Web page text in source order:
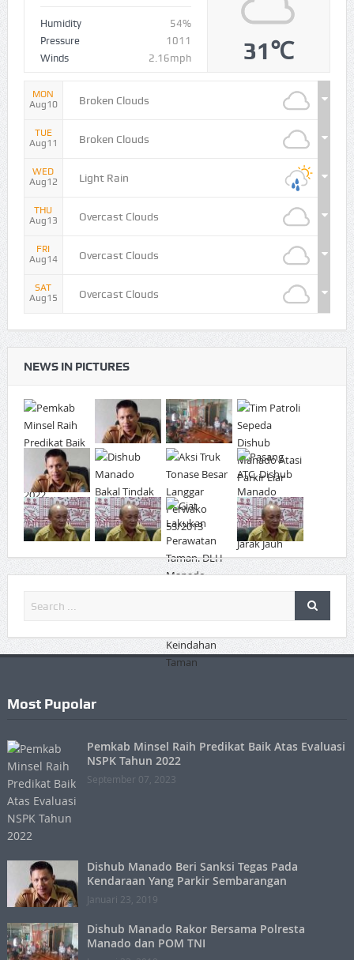
Humidity
54%
Pressure
1011
Winds
2.16mph 31℃
MON
Aug10
Broken Clouds
TUE
Aug11
Broken Clouds
WED
Aug12
Light Rain
THU
Aug13
Overcast Clouds
FRI
Aug14
Overcast Clouds
SAT
Aug15
Overcast Clouds
NEWS IN PICTURES
Most Pupolar
Pemkab Minsel Raih Predikat Baik Atas Evaluasi
NSPK Tahun 2022
September 07, 2023
Dishub Manado Beri Sanksi Tegas Pada
Kendaraan Yang Parkir Sembarangan
Januari 23, 2019
Dishub Manado Rakor Bersama Polresta
Manado dan POM TNI